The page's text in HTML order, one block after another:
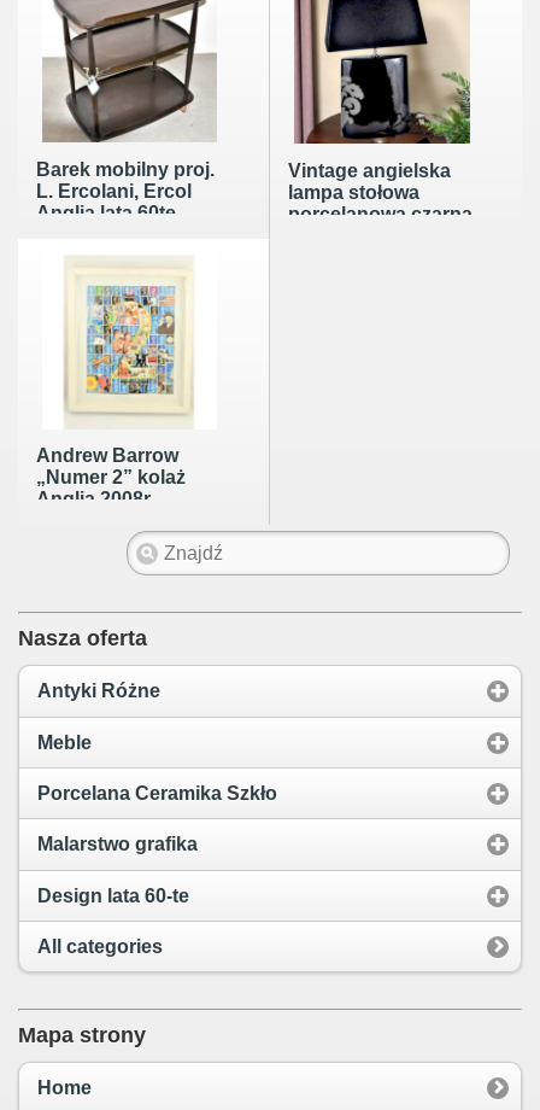
Barek mobilny proj.
L. Ercolani, Ercol
Anglia lata 60te
Vintage angielska
lampa stołowa
porcelanowa czarna
Andrew Barrow
„Numer 2” kolaż
Anglia 2008r
Nasza oferta
Antyki Różne
Meble
Porcelana Ceramika Szkło
Malarstwo grafika
Design lata 60-te
All categories
Mapa strony
Home